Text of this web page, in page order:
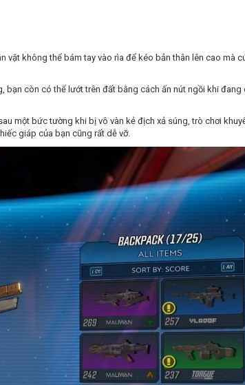
không thể bám tay vào rìa để kéo bản thân lên cao mà
bạn còn có thể lướt trên đất bằng cách ấn nút ngồi khi đang
một bức tường khi bị vô vàn kẻ địch xả súng, trò chơi
giáp của bạn cũng rất dễ vỡ.